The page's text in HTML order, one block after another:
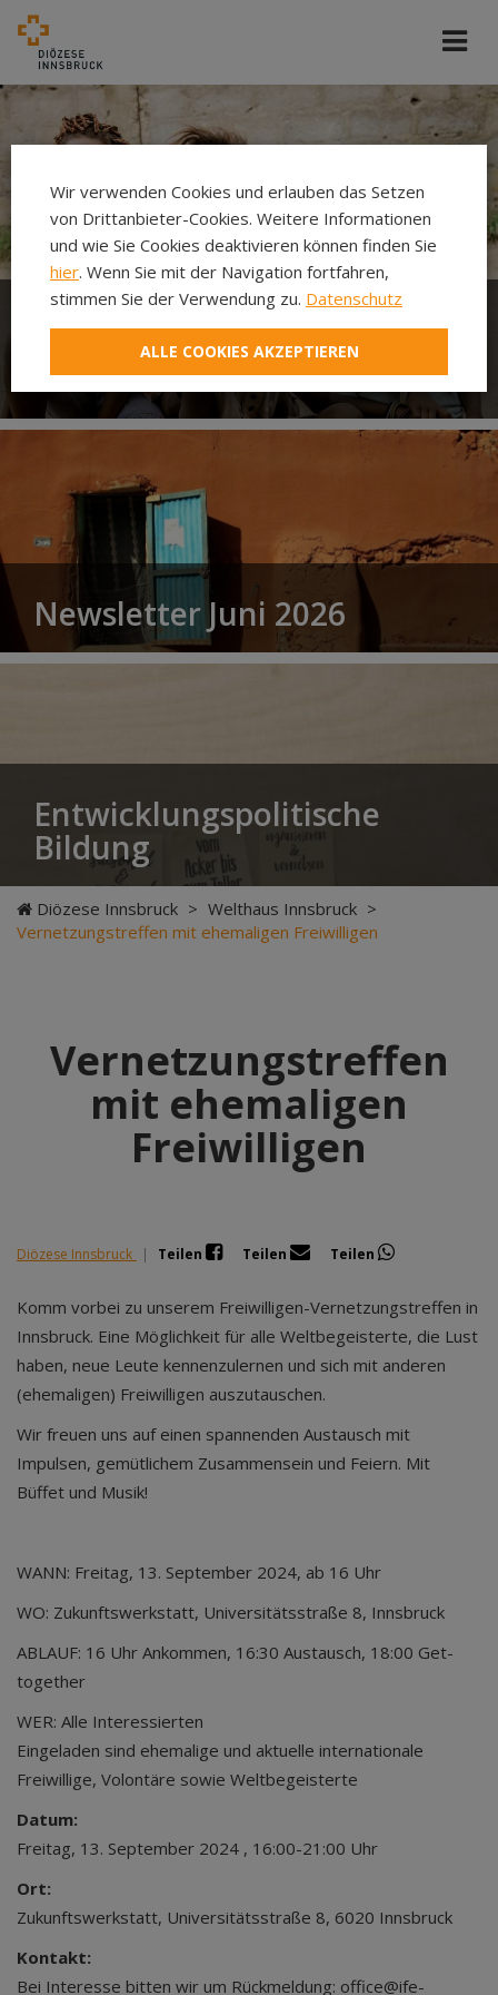
Welthaus der Diözese
Innsbruck
Newsletter Juni 2026
Entwicklungspolitische
Bildung
Diözese Innsbruck > Welthaus Innsbruck >
Vernetzungstreffen mit ehemaligen Freiwilligen
Vernetzungstreffen
mit ehemaligen
Freiwilligen
Diözese Innsbruck | Teilen Teilen Teilen
Komm vorbei zu unserem Freiwilligen-Vernetzungstreffen in
Innsbruck. Eine Möglichkeit für alle Weltbegeisterte, die Lust
haben, neue Leute kennenzulernen und sich mit anderen
(ehemaligen) Freiwilligen auszutauschen.
Wir freuen uns auf einen spannenden Austausch mit
Impulsen, gemütlichem Zusammensein und Feiern. Mit
Büffet und Musik!
WANN: Freitag, 13. September 2024, ab 16 Uhr
WO: Zukunftswerkstatt, Universitätsstraße 8, Innsbruck
ABLAUF: 16 Uhr Ankommen, 16:30 Austausch, 18:00 Get-
together
WER: Alle Interessierten
Eingeladen sind ehemalige und aktuelle internationale
Freiwillige, Volontäre sowie Weltbegeisterte
Datum:
Freitag, 13. September 2024 , 16:00-21:00 Uhr
Ort:
Zukunftswerkstatt, Universitätsstraße 8, 6020 Innsbruck
Kontakt:
Bei Interesse bitten wir um Rückmeldung: office@ife-
Wir verwenden Cookies und erlauben das Setzen
von Drittanbieter-Cookies. Weitere Informationen
und wie Sie Cookies deaktivieren können finden Sie
hier. Wenn Sie mit der Navigation fortfahren,
stimmen Sie der Verwendung zu. Datenschutz
ALLE COOKIES AKZEPTIEREN